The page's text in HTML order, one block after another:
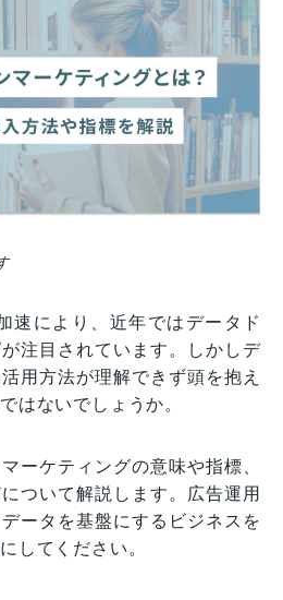
速により、近年ではデータド
注目されています。しかしデ
用方法が理解できず頭を抱え
はないでしょうか。
ーケティングの意味や指標、
ついて解説します。広告運用
ータを基盤にするビジネスを
してください。